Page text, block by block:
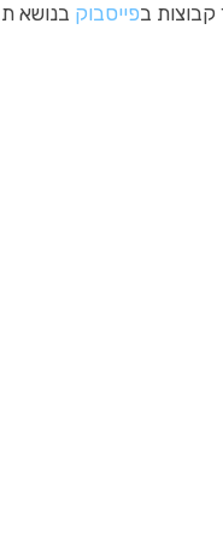
קבוצות בפייסבוק בנושא